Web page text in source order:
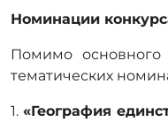
Номинации
Помимо основного
тематических
1.«География